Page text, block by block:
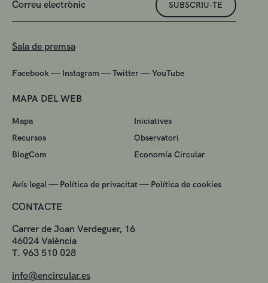
SUBSCRIU-TE
Sala de premsa
Facebook— Instagram —Twitter—YouTube
MAPA DEL WEB
Mapa
Iniciatives
Recursos
Observatori
BlogCom
Economía Circular
Avís legal— Política de privacitat— Política de cookies
CONTACTE
Carrer de Joan Verdeguer, 16
46024 València
T. 963 510 028
info@encircular.es